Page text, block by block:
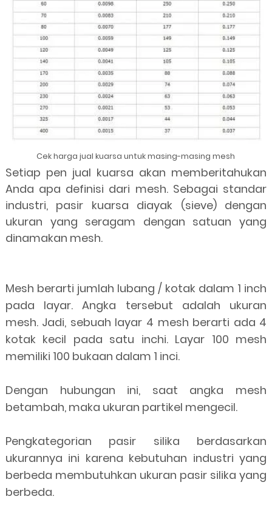
Cek harga jual kuarsa untuk masing-masing mesh
Setiap pen jual kuarsa akan memberitahukan
Anda apa definisi dari mesh. Sebagai standar
industri, pasir kuarsa diayak (sieve) dengan
ukuran yang seragam dengan satuan yang
dinamakan mesh.
Mesh berarti jumlah lubang / kotak dalam 1 inch
pada layar. Angka tersebut adalah ukuran
mesh. Jadi, sebuah layar 4 mesh berarti ada 4
kotak kecil pada satu inchi. Layar 100 mesh
memiliki 100 bukaan dalam 1 inci.
Dengan hubungan ini, saat angka mesh
betambah, maka ukuran partikel mengecil.
Pengkategorian pasir silika berdasarkan
ukurannya ini karena kebutuhan industri yang
berbeda membutuhkan ukuran pasir silika yang
berbeda.